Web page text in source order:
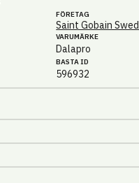
FÖRETAG
Saint Gobain
VARUMÄRKE
Dalapro
BASTA ID
596932